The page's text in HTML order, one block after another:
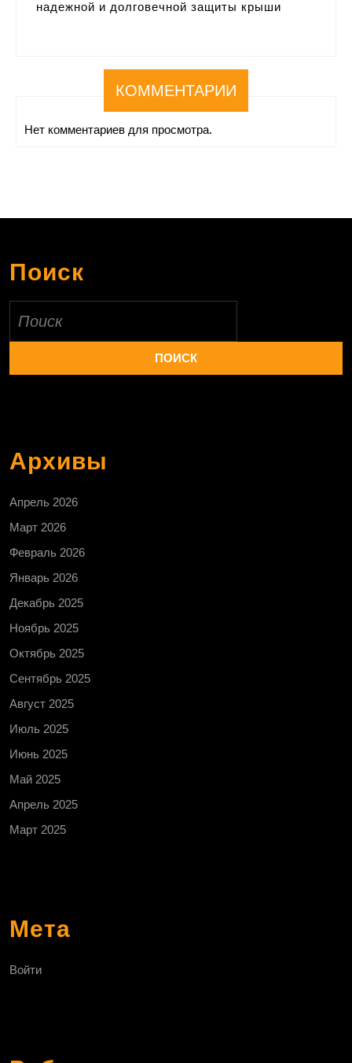
надежной и долговечной защиты крыши
КОММЕНТАРИИ
Нет комментариев для просмотра.
Поиск
Архивы
Апрель 2026
Март 2026
Февраль 2026
Январь 2026
Декабрь 2025
Ноябрь 2025
Октябрь 2025
Сентябрь 2025
Август 2025
Июль 2025
Июнь 2025
Май 2025
Апрель 2025
Март 2025
Мета
Войти